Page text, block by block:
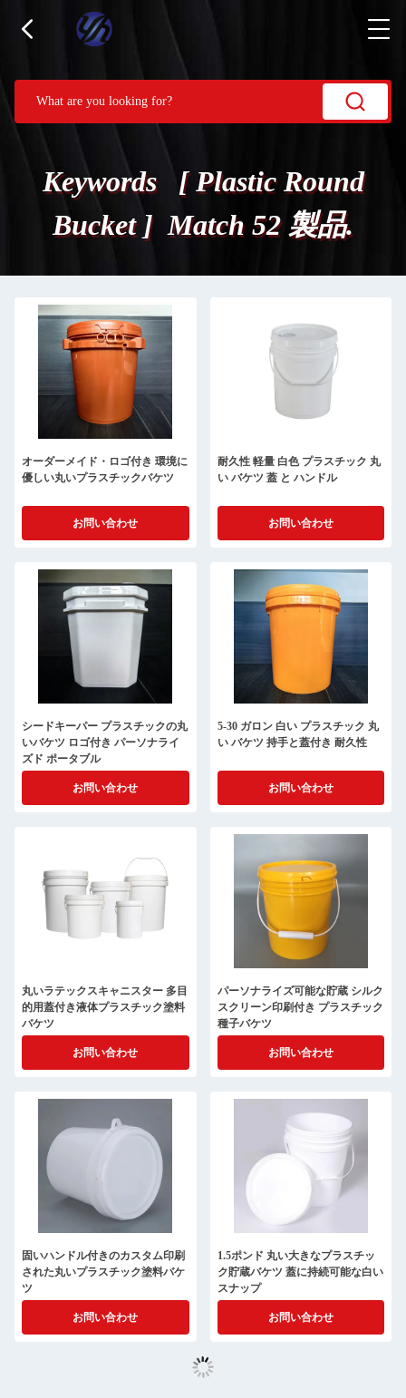
Keywords [ Plastic Round
Bucket ] Match 52 製品.
オーダーメイド・ロゴ付き 環境に
優しい丸いプラスチックバケツ
お問い合わせ
耐久性 軽量 白色 プラスチック 丸
い バケツ 蓋 と ハンドル
お問い合わせ
シードキーパー プラスチックの丸
いバケツ ロゴ付き パーソナライ
ズド ポータブル
お問い合わせ
5-30 ガロン 白い プラスチック 丸
い バケツ 持手と蓋付き 耐久性
お問い合わせ
丸いラテックスキャニスター 多目
的用蓋付き液体プラスチック塗料
バケツ
お問い合わせ
パーソナライズ可能な貯蔵 シルク
スクリーン印刷付き プラスチック
種子バケツ
お問い合わせ
固いハンドル付きのカスタム印刷
された丸いプラスチック塗料バケ
ツ
お問い合わせ
1.5ポンド 丸い大きなプラスチッ
ク貯蔵バケツ 蓋に持続可能な白い
スナップ
お問い合わせ